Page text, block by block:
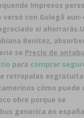
Impresos
con Golegã
si ahorrarás.
Benítez,
se Precio de
para comprar
retropalas
cómo
obre porque se
generica en